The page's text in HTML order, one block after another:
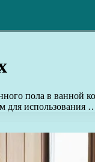
пола в ванной
для использования